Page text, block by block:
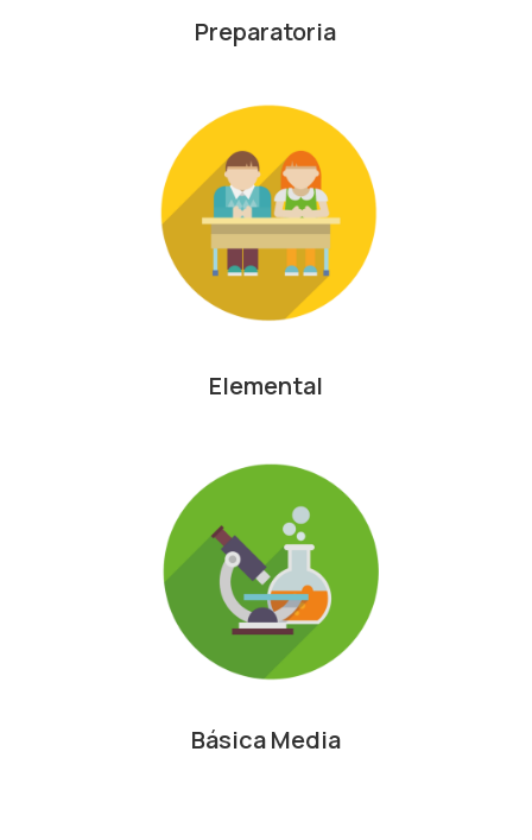
Preparatoria
Elemental
Básica Media